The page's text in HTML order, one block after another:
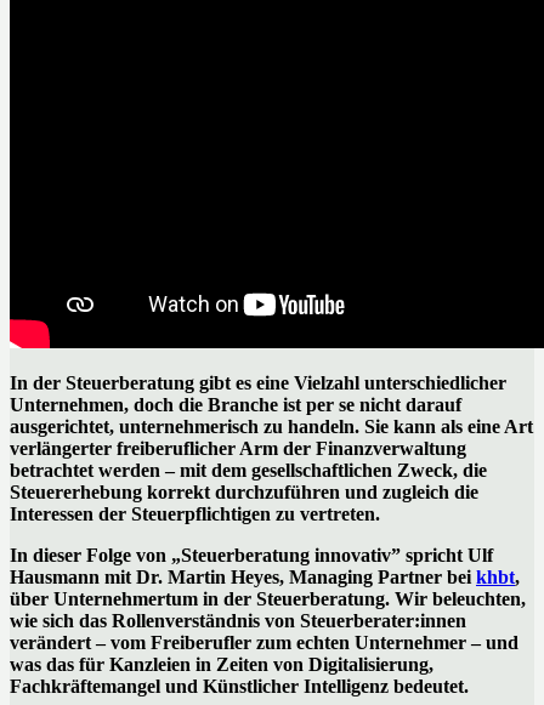
In der Steuerberatung gibt es eine Vielzahl unterschiedlicher
Unternehmen, doch die Branche ist per se nicht darauf
ausgerichtet, unternehmerisch zu handeln. Sie kann als eine Art
verlängerter freiberuflicher Arm der Finanzverwaltung
betrachtet werden – mit dem gesellschaftlichen Zweck, die
Steuererhebung korrekt durchzuführen und zugleich die
Interessen der Steuerpflichtigen zu vertreten.
In dieser Folge von „Steuerberatung innovativ” spricht Ulf
Hausmann mit Dr. Martin Heyes, Managing Partner bei khbt,
über Unternehmertum in der Steuerberatung. Wir beleuchten,
wie sich das Rollenverständnis von Steuerberater:innen
verändert – vom Freiberufler zum echten Unternehmer – und
was das für Kanzleien in Zeiten von Digitalisierung,
Fachkräftemangel und Künstlicher Intelligenz bedeutet.